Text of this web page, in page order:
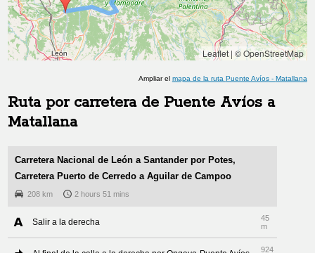
Leaflet| © OpenStreetMap
Ampliar el mapa de la ruta Puente Avíos- Matallana
Ruta por carretera de Puente Avíos a
Matallana
Carretera Nacional de León a Santander por Potes,
Carretera Puerto de Cerredo a Aguilar de Campoo
208 km 2 hours 51 mins
Salir a la derecha
45
m
924